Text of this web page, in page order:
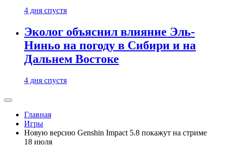
4 дня спустя
Эколог объяснил влияние Эль-
Ниньо на погоду в Сибири и на
Дальнем Востоке
4 дня спустя
Главная
Игры
Новую версию Genshin Impact 5.8 покажут на стриме
18 июля